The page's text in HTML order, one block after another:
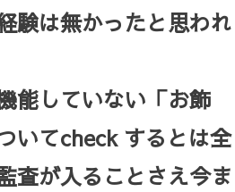
験は無かったと思われ
能していない「お飾
いてcheck するとは全
査が入ることさえ今ま